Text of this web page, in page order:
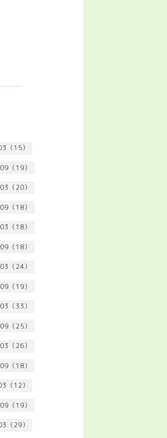
（15）
（19）
（20）
（18）
（18）
（18）
（24）
（19）
（33）
（25）
（26）
（18）
（12）
（19）
（29）